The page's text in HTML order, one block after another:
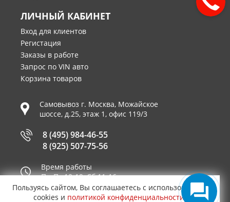
ЛИЧНЫЙ КАБИНЕТ
Вход для клиентов
Регистация
Заказы в работе
Запрос по VIN авто
Корзина товаров
Самовывоз г. Москва, Можайское
шоссе, д.25, этаж 1, офис 119/3
8 (495) 984-46-55
8 (925) 507-75-56
Время работы
Пн-Пт 10-19, Сб 11-16
Принимаем к оплате
Пользуясь сайтом, Вы соглашаетесь с использованием
cookies и политикой конфиденциальности